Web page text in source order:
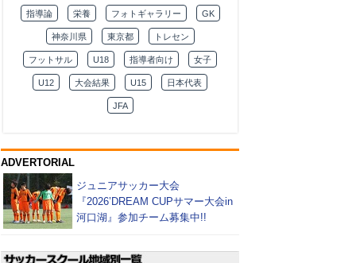
指導論 栄養 フォトギャラリー GK
神奈川県 東京都 トレセン
フットサル U18 指導者向け 女子
U12 大会結果 U15 日本代表
JFA
ADVERTORIAL
ジュニアサッカー大会
『2026’DREAM CUPサマー大会in
河口湖』参加チーム募集中!!